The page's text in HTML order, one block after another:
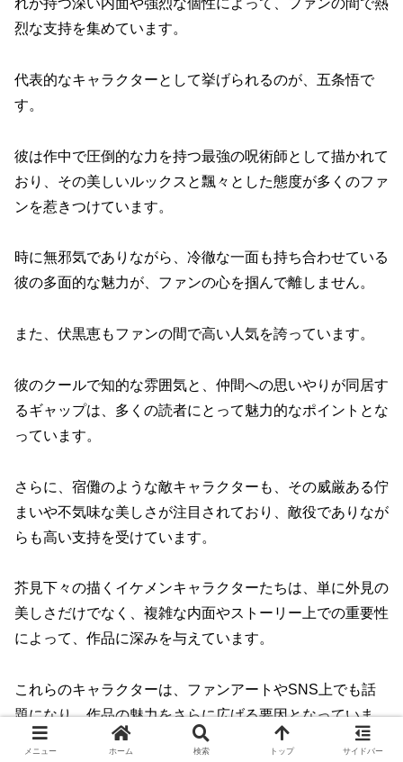
れが持つ深い内面や強烈な個性によって、ファンの間で熱
烈な支持を集めています。
代表的なキャラクターとして挙げられるのが、五条悟で
す。
彼は作中で圧倒的な力を持つ最強の呪術師として描かれて
おり、その美しいルックスと飄々とした態度が多くのファ
ンを惹きつけています。
時に無邪気でありながら、冷徹な一面も持ち合わせている
彼の多面的な魅力が、ファンの心を掴んで離しません。
また、伏黒恵もファンの間で高い人気を誇っています。
彼のクールで知的な雰囲気と、仲間への思いやりが同居す
るギャップは、多くの読者にとって魅力的なポイントとな
っています。
さらに、宿儺のような敵キャラクターも、その威厳ある佇
まいや不気味な美しさが注目されており、敵役でありなが
らも高い支持を受けています。
芥見下々の描くイケメンキャラクターたちは、単に外見の
美しさだけでなく、複雑な内面やストーリー上での重要性
によって、作品に深みを与えています。
これらのキャラクターは、ファンアートやSNS上でも話
題になり、作品の魅力をさらに広げる要因となっていま
す。
メニュー ホーム 検索 トップ サイドバー